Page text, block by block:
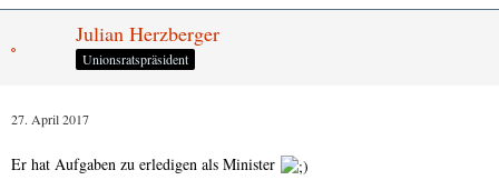
Julian Herzberger
Unionsratspräsident
27. April 2017
Er hat Aufgaben zu erledigen als Minister